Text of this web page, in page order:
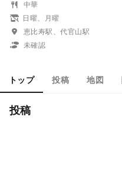
中華
日曜、月曜
恵比寿駅、代官山駅
未確認
トップ 投稿 地図
投稿